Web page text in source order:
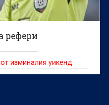
рефери
изминалия уикенд